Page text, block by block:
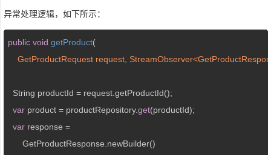
异常处理逻辑，如下所示：
public void getProduct(
GetProductRequest request,
  String productId = request.getProductId();
var product = productRepository.get(productId);
var response =
      GetProductResponse.newBuilder()